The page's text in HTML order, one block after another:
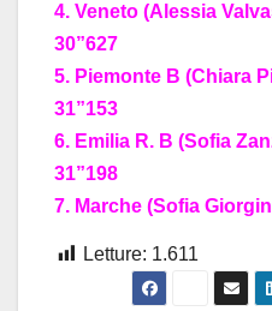
4. Veneto (Alessia
30”627
5. Piemonte B (Chiara
31”153
6. Emilia R. B (Sofia
31”198
7. Marche (Sofia
Letture: 1.611